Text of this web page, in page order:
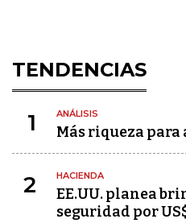
TENDENCIAS
1 ANÁLISIS
Más riqueza
2 HACIENDA
EE.UU. planea
seguridad por